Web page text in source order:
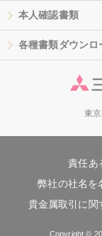
本人確認書類
各種書類ダウンロ
東
責任あ
弊社の社名を
貴金属取引に関
Copyright ©